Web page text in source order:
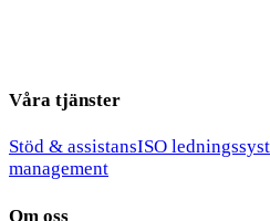
Våra tjänster
Stöd & assistansISO
management
Om oss